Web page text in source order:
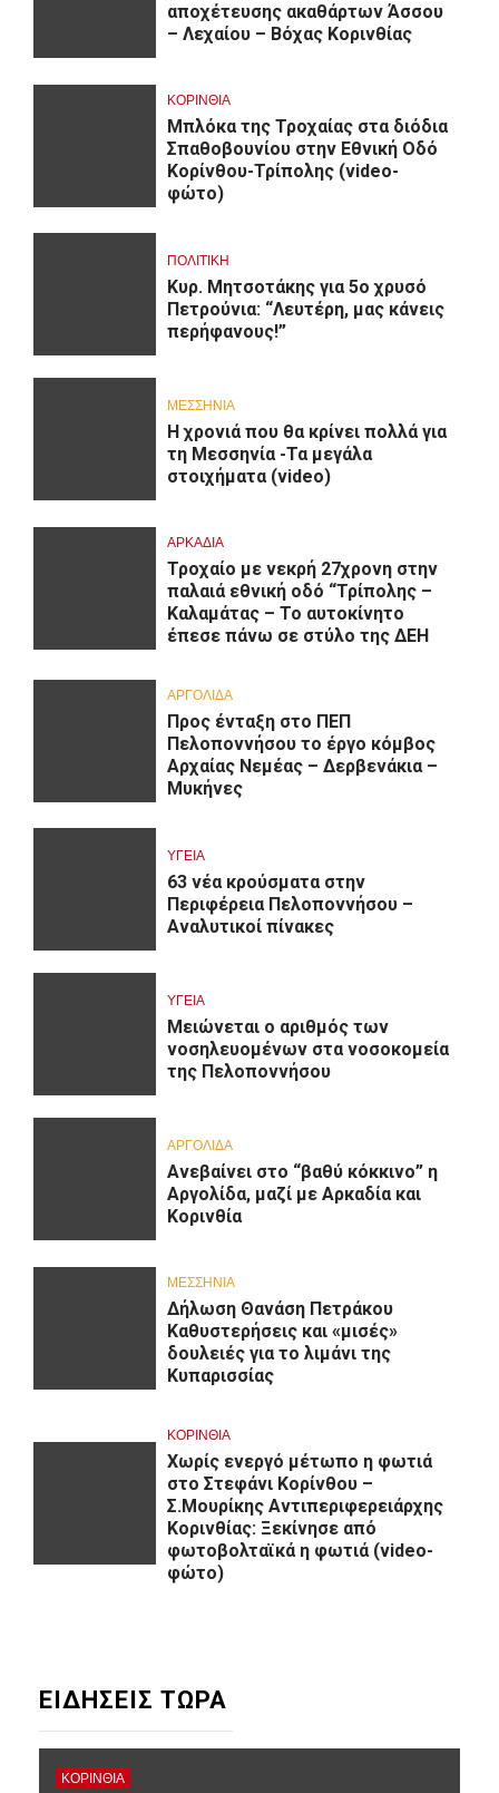
αποχέτευσης ακαθάρτων Άσσου
– Λεχαίου – Βόχας Κορινθίας
ΚΟΡΙΝΘΊΑ
Μπλόκα της Τροχαίας στα διόδια
Σπαθοβουνίου στην Εθνική Οδό
Κορίνθου-Τρίπολης (video-
φώτο)
ΠΟΛΙΤΙΚΗ
Κυρ. Μητσοτάκης για 5ο χρυσό
Πετρούνια: “Λευτέρη, μας κάνεις
περήφανους!”
ΜΕΣΣΗΝΙΑ
Η χρονιά που θα κρίνει πολλά για
τη Μεσσηνία -Τα μεγάλα
στοιχήματα (video)
ΑΡΚΑΔΊΑ
Τροχαίο με νεκρή 27χρονη στην
παλαιά εθνική οδό “Τρίπολης –
Καλαμάτας – Το αυτοκίνητο
έπεσε πάνω σε στύλο της ΔΕΗ
ΑΡΓΟΛΙΔΑ
Προς ένταξη στο ΠΕΠ
Πελοποννήσου το έργο κόμβος
Αρχαίας Νεμέας – Δερβενάκια –
Μυκήνες
ΥΓΕΙΑ
63 νέα κρούσματα στην
Περιφέρεια Πελοποννήσου –
Αναλυτικοί πίνακες
ΥΓΕΙΑ
Μειώνεται ο αριθμός των
νοσηλευομένων στα νοσοκομεία
της Πελοποννήσου
ΑΡΓΟΛΙΔΑ
Ανεβαίνει στο “βαθύ κόκκινο” η
Αργολίδα, μαζί με Αρκαδία και
Κορινθία
ΜΕΣΣΗΝΙΑ
Δήλωση Θανάση Πετράκου
Καθυστερήσεις και «μισές»
δουλειές για το λιμάνι της
Κυπαρισσίας
ΚΟΡΙΝΘΊΑ
Χωρίς ενεργό μέτωπο η φωτιά
στο Στεφάνι Κορίνθου –
Σ.Μουρίκης Αντιπεριφερειάρχης
Κορινθίας: Ξεκίνησε από
φωτοβολταϊκά η φωτιά (video-
φώτο)
ΕΙΔΗΣΕΙΣ ΤΩΡΑ
ΚΟΡΙΝΘΊΑ